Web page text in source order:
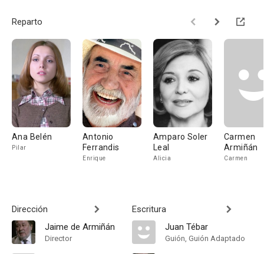
Reparto
Ana Belén
Pilar
Antonio
Ferrandis
Enrique
Amparo Soler
Leal
Alicia
Carmen
Armiñán
Carmen
Dirección
Jaime de Armiñán
Director
Escritura
Juan Tébar
Guión, Guión Adaptado